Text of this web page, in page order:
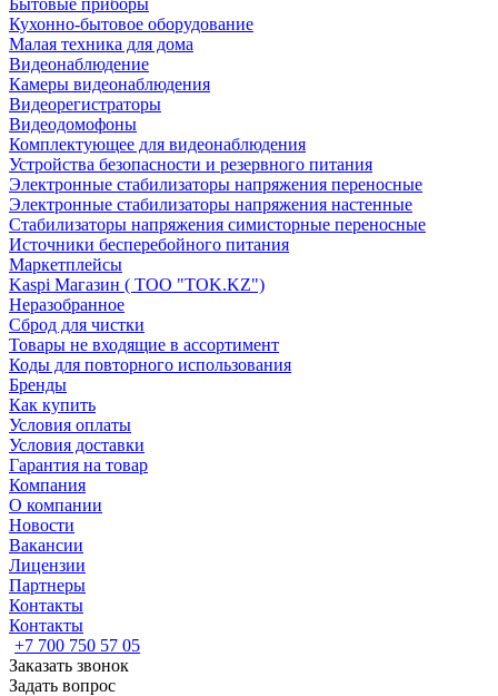
Бытовые приборы
Кухонно-бытовое оборудование
Малая техника для дома
Видеонаблюдение
Камеры видеонаблюдения
Видеорегистраторы
Видеодомофоны
Комплектующее для видеонаблюдения
Устройства безопасности и резервного питания
Электронные стабилизаторы напряжения переносные
Электронные стабилизаторы напряжения настенные
Стабилизаторы напряжения симисторные переносные
Источники бесперебойного питания
Маркетплейсы
Kaspi Магазин ( ТОО "TOK.KZ")
Неразобранное
Сброд для чистки
Товары не входящие в ассортимент
Коды для повторного использования
Бренды
Как купить
Условия оплаты
Условия доставки
Гарантия на товар
Компания
О компании
Новости
Вакансии
Лицензии
Партнеры
Контакты
Контакты
+7 700 750 57 05
Заказать звонок
Задать вопрос